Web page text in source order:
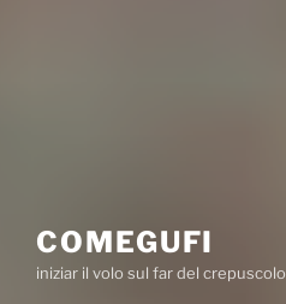
COMEGUFI
iniziar il volo sul far del crepuscolo